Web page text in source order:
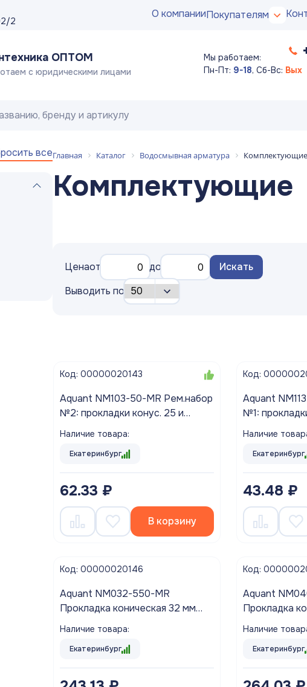
2
О компанииПокупателям
ОПТОМ
с юридическими лицами
Мы работаем:
Пн-Пт: 9-18, Сб-Вс: Вых
всеГлавная Каталог Водосмывная арматура Комплектующие
Комплектующие
Ценаот до Искать
Выводить по
Код: 00000020143
Aquant NM103-50-MR Рем.набор
№2: прокладки конус. 25 и
40мм, 1 плоск.; прокладка б/с;
гайки 1 1/2" и 1"
Наличие товара:
Екатеринбург
62.33 ₽
В корзину
Код:
Aquant NM113-70-MR Рем.набор
№1:
40мм-2шт,
Наличие
Екатеринбург
43.48 ₽
Код: 00000020146
Aquant NM032-550-MR
Прокладка коническая 32 мм
(цена за спайку 50 шт.)
Наличие товара:
Екатеринбург
Код:
Aquant
Прокладка
(цена за
Наличие
Екатеринбург